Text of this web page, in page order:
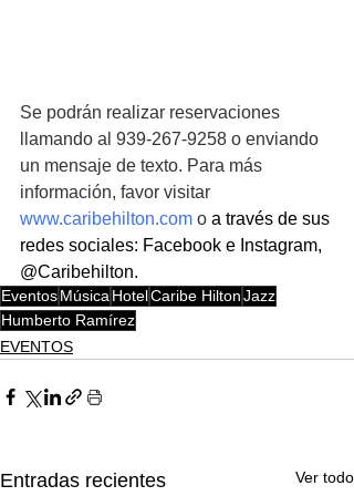
Se podrán realizar reservaciones
llamando al 939-267-9258 o enviando
un mensaje de texto. Para más
información, favor visitar
www.caribehilton.com o a través de sus
redes sociales: Facebook e Instagram,
@Caribehilton.
EventosMúsica HotelCaribe HiltonJazz
Humberto Ramírez
EVENTOS
Entradas recientes Ver todo